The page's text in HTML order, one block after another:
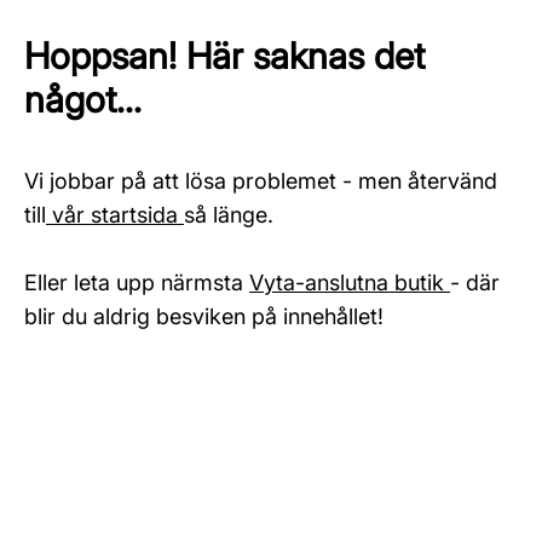
Hoppsan! Här saknas det
något...
Vi jobbar på att lösa problemet - men återvänd
till vår startsida så länge.
Eller leta upp närmsta Vyta-anslutna butik - där
blir du aldrig besviken på innehållet!